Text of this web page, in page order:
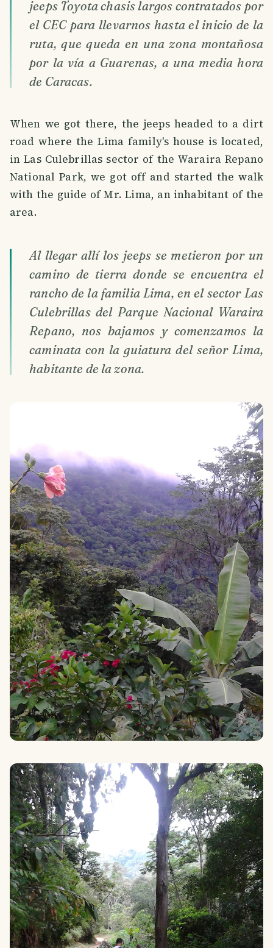
jeeps Toyota chasis largos contratados por
el CEC para llevarnos hasta el inicio de la
ruta, que queda en una zona montañosa
por la vía a Guarenas, a una media hora
de Caracas.
When we got there, the jeeps headed to a dirt
road where the Lima family's house is located,
in Las Culebrillas sector of the Waraira Repano
National Park, we got off and started the walk
with the guide of Mr. Lima, an inhabitant of the
area.
Al llegar allí los jeeps se metieron por un
camino de tierra donde se encuentra el
rancho de la familia Lima, en el sector Las
Culebrillas del Parque Nacional Waraira
Repano, nos bajamos y comenzamos la
caminata con la guiatura del señor Lima,
habitante de la zona.